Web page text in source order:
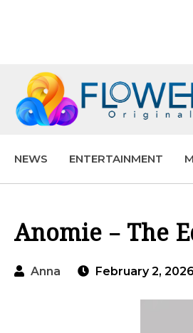
NEWS ENTERTAINMENT
Anomie – The
Anna February 2, 2026